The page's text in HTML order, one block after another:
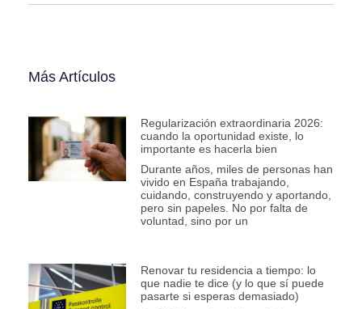
Más Artículos
Regularización extraordinaria 2026:
cuando la oportunidad existe, lo
importante es hacerla bien
Durante años, miles de personas han
vivido en España trabajando,
cuidando, construyendo y aportando,
pero sin papeles. No por falta de
voluntad, sino por un
Renovar tu residencia a tiempo: lo
que nadie te dice (y lo que sí puede
pasarte si esperas demasiado)